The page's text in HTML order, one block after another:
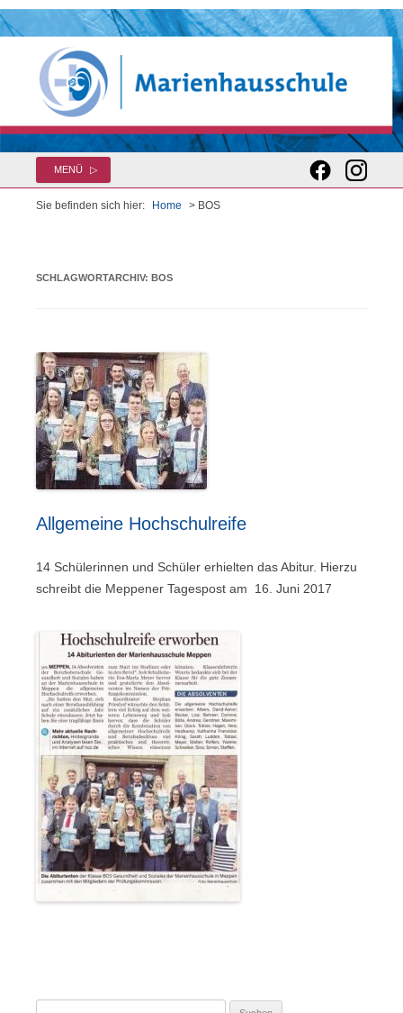
MENÜ
Sie befinden sich hier: Home > BOS
SCHLAGWORTARCHIV: BOS
Allgemeine Hochschulreife
14 Schülerinnen und Schüler erhielten das Abitur. Hierzu
schreibt die Meppener Tagespost am 16. Juni 2017